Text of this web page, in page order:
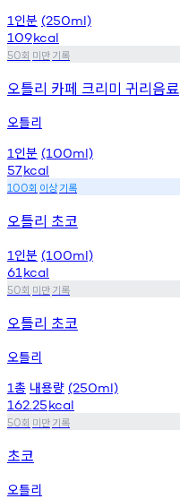
1 인분 (250ml)
109kcal
50회 미만기록
오틀리 카페 크리미 귀리음료
오틀리
1 인분 (100ml)
57kcal
100회 이상기록
오틀리 초코
1 인분 (100ml)
61 kcal
50회 미만기록
오틀리 초코
오틀리
1총 내용량 (250ml)
162.25kcal
50회 미만기록
초코
오틀리